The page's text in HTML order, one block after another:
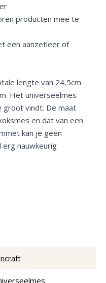
producten mee te
een aanzetleer of
lengte van 24,5cm
Het universeelmes
groot vindt. De maat
en dat van een
kan je geen
erg nauwkeurig